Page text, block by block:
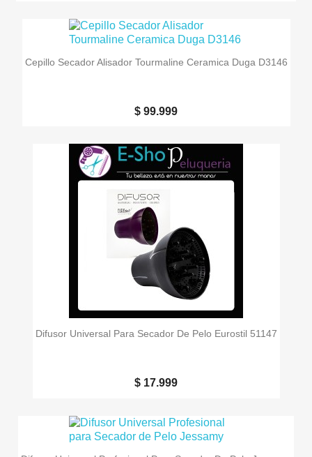
Cepillo Secador Alisador Tourmaline Ceramica Duga D3146
$ 99.999
Difusor Universal Para Secador De Pelo Eurostil 51147
$ 17.999